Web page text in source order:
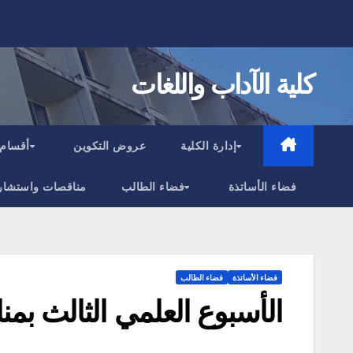
كلية الآداب واللغات
إدارة الكلية عروض التكوين
فضاء الأساتذة فضاء الطالب مناقصات
فضاء الأساتذة فضاء الطالب
الأسبوع العلمي الثالث